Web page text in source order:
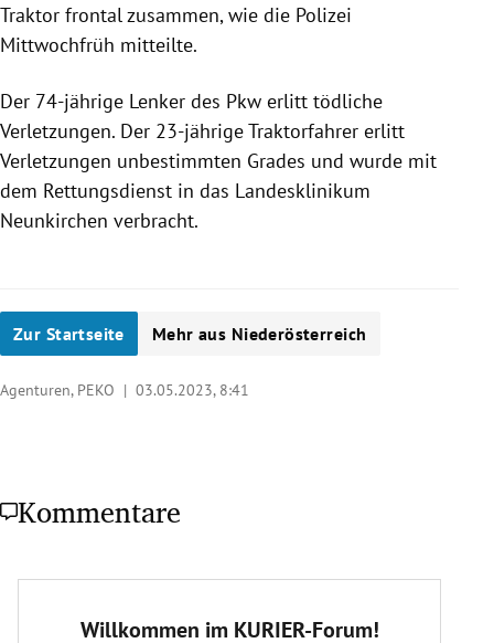
Traktor frontal zusammen, wie die Polizei
Mittwochfrüh mitteilte.
Der 74-jährige Lenker des Pkw erlitt tödliche
Verletzungen. Der 23-jährige Traktorfahrer erlitt
Verletzungen unbestimmten Grades und wurde mit
dem Rettungsdienst in das Landesklinikum
Neunkirchen verbracht.
Zur Startseite Mehr aus Niederösterreich
Agenturen, PEKO | 03.05.2023, 8:41
Kommentare